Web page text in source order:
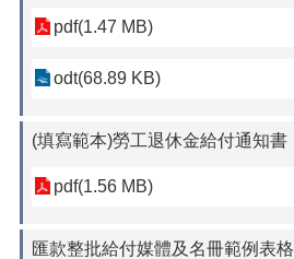
pdf(1.47 MB)
odt(68.89 KB)
(填寫範本)勞工退休金給付通知書
pdf(1.56 MB)
匯款整批給付媒體及名冊範例表格